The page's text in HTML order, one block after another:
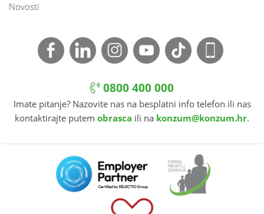
Novosti
0800 400 000
Imate pitanje? Nazovite nas na besplatni info telefon ili nas
kontaktirajte putem obrasca ili na konzum@konzum.hr.